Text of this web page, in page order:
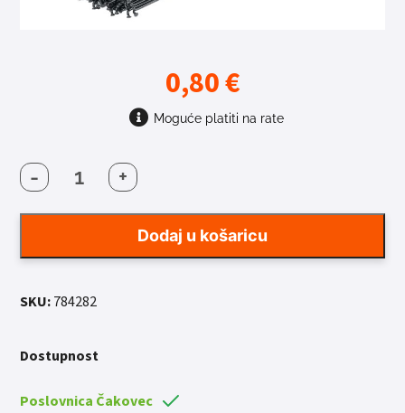
0,80€
Moguće platiti na rate
-
ŽBICA
STAINLESS
2MMx282MM
+
Dodaj u košaricu
SKU:784282
Dostupnost
Poslovnica Čakovec